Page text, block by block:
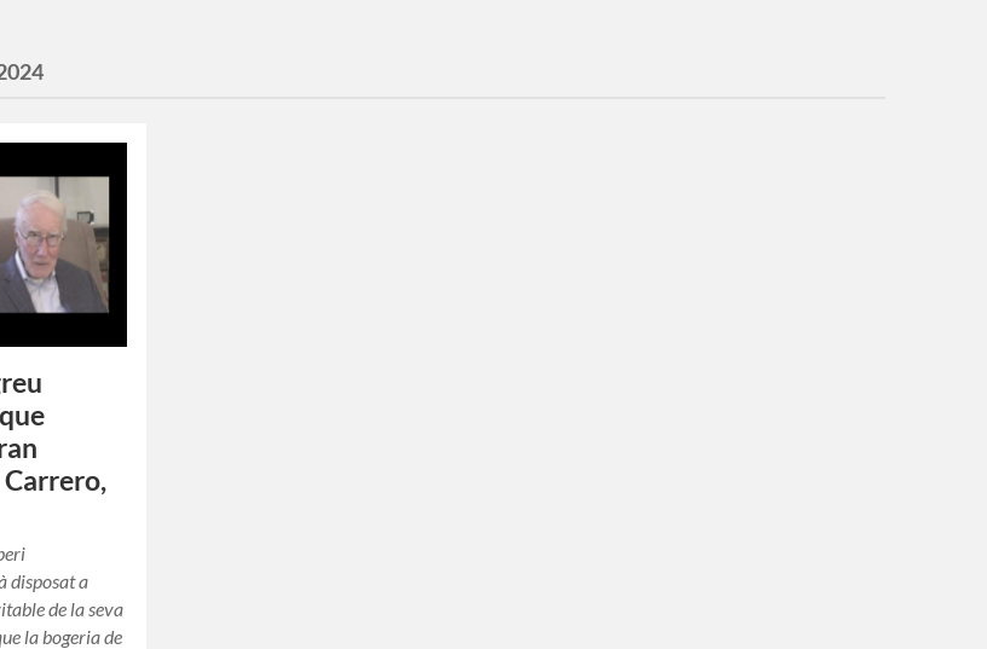
Carrero,
disposat a
de la seva
la bogeria de